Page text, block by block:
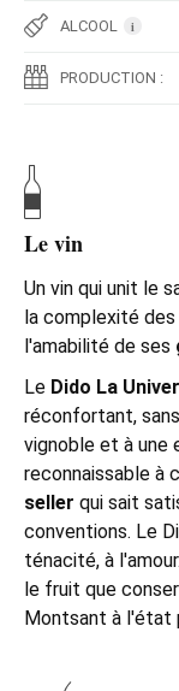
ALCOOL i
PRODUCTION :
Le vin
Un vin qui unit le
la complexité
l'amabilité de ses
Le Dido La
réconfortant,
vignoble et à une
reconnaissable à
seller qui sait
conventions. Le
ténacité, à
le fruit que
Montsant à l'état